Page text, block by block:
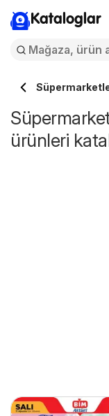
Kataloglar
ürünleri